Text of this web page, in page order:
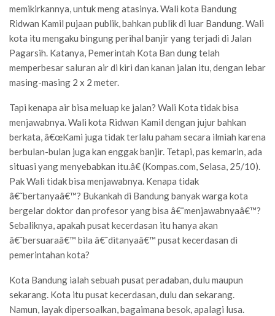
memikirkannya, untuk meng atasinya. Wali kota Bandung
Ridwan Kamil pujaan publik, bahkan publik di luar Bandung. Wali
kota itu mengaku bingung perihal banjir yang terjadi di Jalan
Pagarsih. Katanya, Pemerintah Kota Ban dung telah
memperbesar saluran air di kiri dan kanan jalan itu, dengan lebar
masing-masing 2 x 2 meter.
Tapi kenapa air bisa meluap ke jalan? Wali Kota tidak bisa
menjawabnya. Wali kota Ridwan Kamil dengan jujur bahkan
berkata, â€œKami juga tidak terlalu paham secara ilmiah karena
berbulan-bulan juga kan enggak banjir. Tetapi, pas kemarin, ada
situasi yang menyebabkan itu.â€ (Kompas.com, Selasa, 25/10).
Pak Wali tidak bisa menjawabnya. Kenapa tidak
â€˜bertanyaâ€™? Bukankah di Bandung banyak warga kota
bergelar doktor dan profesor yang bisa â€˜menjawabnyaâ€™?
Sebaliknya, apakah pusat kecerdasan itu hanya akan
â€˜bersuaraâ€™ bila â€˜ditanyaâ€™ pusat kecerdasan di
pemerintahan kota?
Kota Bandung ialah sebuah pusat peradaban, dulu maupun
sekarang. Kota itu pusat kecerdasan, dulu dan sekarang.
Namun, layak dipersoalkan, bagaimana besok, apalagi lusa.